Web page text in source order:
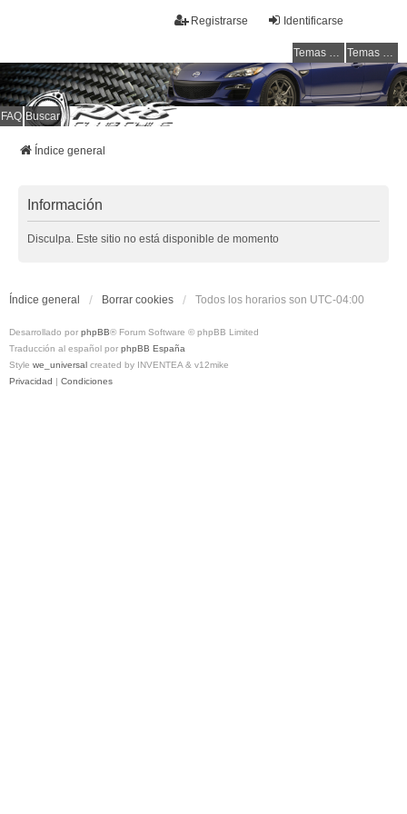
Identificarse
Registrarse
Temas sin respuesta Temas activos
Welcome to all rotarys !!!
FAQ Buscar
Índice general
Información
Disculpa. Este sitio no está disponible de momento
Índice general Borrar cookies Todos los horarios son UTC-04:00
Desarrollado por phpBB® Forum Software © phpBB Limited
Traducción al español por phpBB España
Style we_universal created by INVENTEA & v12mike
Privacidad | Condiciones